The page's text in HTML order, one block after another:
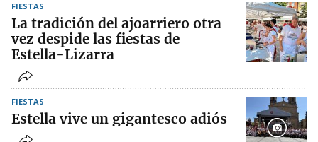
FIESTAS
La tradición del ajoarriero otra
vez despide las fiestas de
Estella-Lizarra
FIESTAS
Estella vive un gigantesco adiós